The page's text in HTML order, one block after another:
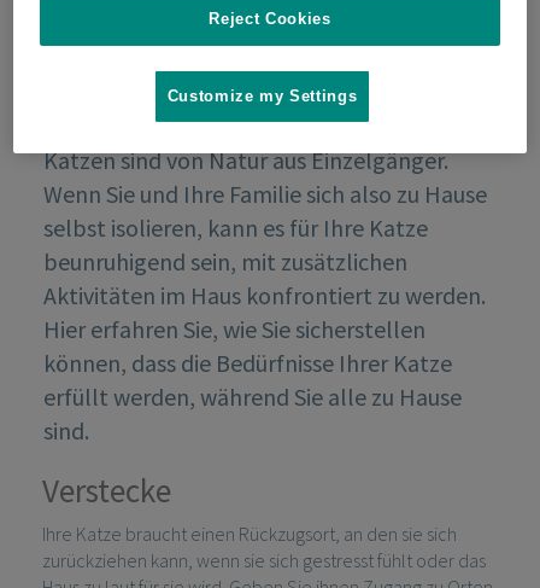
Katzen sind von Natur aus Einzelgänger.
Wenn Sie und Ihre Familie sich also zu Hause
selbst isolieren, kann es für Ihre Katze
beunruhigend sein, mit zusätzlichen
Aktivitäten im Haus konfrontiert zu werden.
Hier erfahren Sie, wie Sie sicherstellen
können, dass die Bedürfnisse Ihrer Katze
erfüllt werden, während Sie alle zu Hause
sind.
Verstecke
Ihre Katze braucht einen Rückzugsort, an den sie sich
zurückziehen kann, wenn sie sich gestresst fühlt oder das
Reject Cookies
Customize my Settings